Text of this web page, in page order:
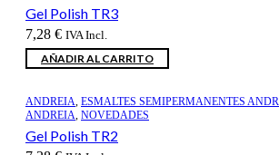
Gel Polish TR3
7,28 € IVA Incl.
AÑADIR AL CARRITO
ANDREIA, ESMALTES SEMIPERMANENTES
ANDREIA, NOVEDADES
Gel Polish TR2